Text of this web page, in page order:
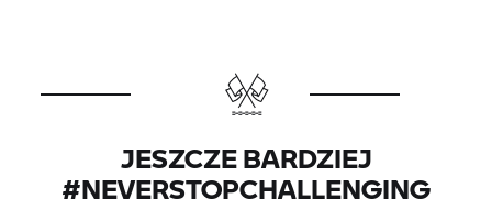
JESZCZE BARDZIEJ
#NEVERSTOPCHALLENGING